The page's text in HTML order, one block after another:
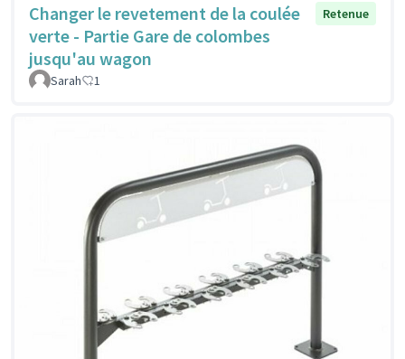
Changer le revetement de la coulée
verte - Partie Gare de colombes
jusqu'au wagon
Retenue
Sarah 1